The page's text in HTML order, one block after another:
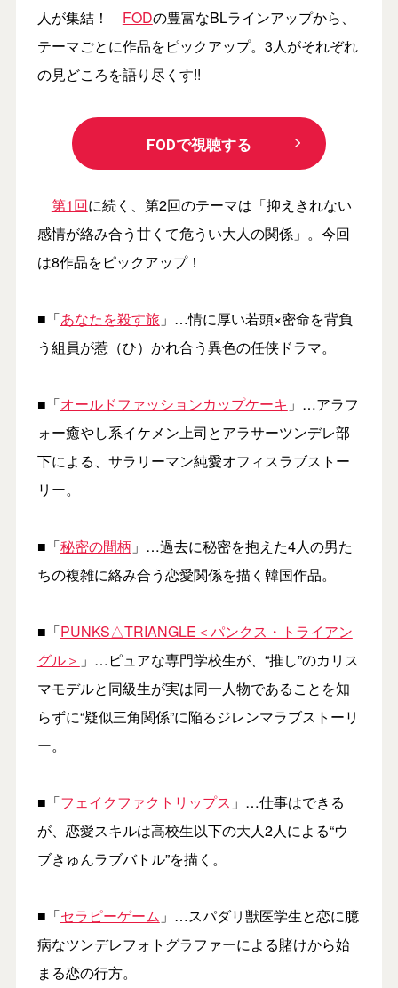
人が集結！ FODの豊富なBLラインアップから、
テーマごとに作品をピックアップ。3人がそれぞれ
の見どころを語り尽くす!!
FODで視聴する
第1回に続く、第2回のテーマは「抑えきれない
感情が絡み合う甘くて危うい大人の関係」。今回
は8作品をピックアップ！
■「あなたを殺す旅 」…情に厚い若頭×密命を背負
う組員が惹（ひ）かれ合う異色の任侠ドラマ。
■「オールドファッションカップケーキ 」…アラフ
ォー癒やし系イケメン上司とアラサーツンデレ部
下による、サラリーマン純愛オフィスラブストー
リー。
■「秘密の間柄 」…過去に秘密を抱えた4人の男た
ちの複雑に絡み合う恋愛関係を描く韓国作品。
■「PUNKS△TRIANGLE＜パンクス・トライアン
グル＞ 」…ピュアな専門学校生が、“推し”のカリス
マモデルと同級生が実は同一人物であることを知
らずに“疑似三角関係”に陥るジレンマラブストーリ
ー。
■「フェイクファクトリップス 」…仕事はできる
が、恋愛スキルは高校生以下の大人2人による“ウ
ブきゅんラブバトル”を描く。
■「セラピーゲーム 」…スパダリ獣医学生と恋に臆
病なツンデレフォトグラファーによる賭けから始
まる恋の行方。